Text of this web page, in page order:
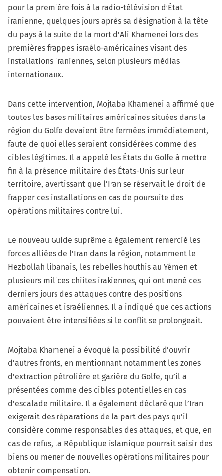
pour la première fois à la radio-télévision d’État
iranienne, quelques jours après sa désignation à la tête
du pays à la suite de la mort d’Ali Khamenei lors des
premières frappes israélo-américaines visant des
installations iraniennes, selon plusieurs médias
internationaux.
Dans cette intervention, Mojtaba Khamenei a affirmé que
toutes les bases militaires américaines situées dans la
région du Golfe devaient être fermées immédiatement,
faute de quoi elles seraient considérées comme des
cibles légitimes. Il a appelé les États du Golfe à mettre
fin à la présence militaire des États-Unis sur leur
territoire, avertissant que l’Iran se réservait le droit de
frapper ces installations en cas de poursuite des
opérations militaires contre lui.
Le nouveau Guide suprême a également remercié les
forces alliées de l’Iran dans la région, notamment le
Hezbollah libanais, les rebelles houthis au Yémen et
plusieurs milices chiites irakiennes, qui ont mené ces
derniers jours des attaques contre des positions
américaines et israéliennes. Il a indiqué que ces actions
pouvaient être intensifiées si le conflit se prolongeait.
Mojtaba Khamenei a évoqué la possibilité d’ouvrir
d’autres fronts, en mentionnant notamment les zones
d’extraction pétrolière et gazière du Golfe, qu’il a
présentées comme des cibles potentielles en cas
d’escalade militaire. Il a également déclaré que l’Iran
exigerait des réparations de la part des pays qu’il
considère comme responsables des attaques, et que, en
cas de refus, la République islamique pourrait saisir des
biens ou mener de nouvelles opérations militaires pour
obtenir compensation.